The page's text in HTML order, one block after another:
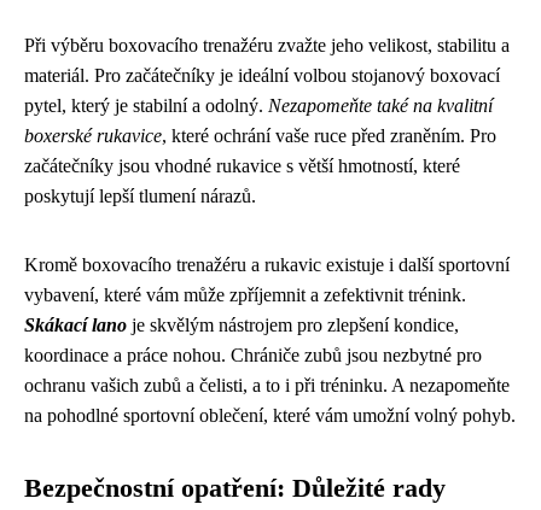
Při výběru boxovacího trenažéru zvažte jeho velikost, stabilitu a
materiál. Pro začátečníky je ideální volbou stojanový boxovací
pytel, který je stabilní a odolný. Nezapomeňte také na kvalitní
boxerské rukavice, které ochrání vaše ruce před zraněním. Pro
začátečníky jsou vhodné rukavice s větší hmotností, které
poskytují lepší tlumení nárazů.
Kromě boxovacího trenažéru a rukavic existuje i další sportovní
vybavení, které vám může zpříjemnit a zefektivnit trénink.
Skákací lano je skvělým nástrojem pro zlepšení kondice,
koordinace a práce nohou. Chrániče zubů jsou nezbytné pro
ochranu vašich zubů a čelisti, a to i při tréninku. A nezapomeňte
na pohodlné sportovní oblečení, které vám umožní volný pohyb.
Bezpečnostní opatření: Důležité rady